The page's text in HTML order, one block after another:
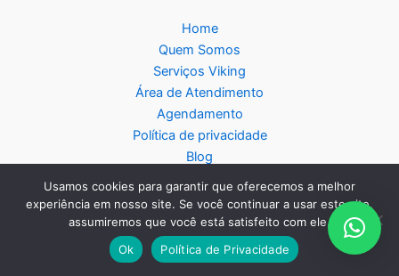
Home
Quem Somos
Serviços Viking
Área de Atendimento
Agendamento
Política de privacidade
Blog
Mapa do Site
Copyright © 2026 Assistência Técnica Viking - Central de
Usamos cookies para garantir que oferecemos a melhor
experiência em nosso site. Se você continuar a usar este site,
assumiremos que você está satisfeito com ele.
Ok
Política de Privacidade